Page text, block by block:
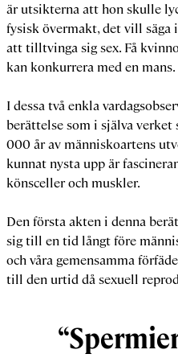
är utsikterna att hon skulle
fysisk övermakt, det vill
att tilltvinga sig sex. Få
kan konkurrera med en mans.
I dessa två enkla
berättelse som i själva
000 år av människoartens
kunnat nysta upp är
könsceller och muskler.
Den första akten i denna
sig till en tid långt före
och våra gemensamma
till den urtid då sexuell